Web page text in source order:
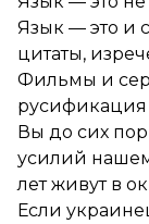
Язык — это и
цитаты,
Фильмы и
русификация
Вы до сих
усилий
лет живут в
Если